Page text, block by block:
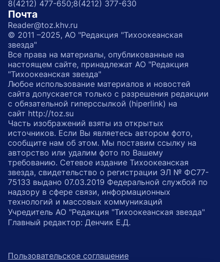
8(4212) 477-650;8(4212) 377-630
Почта
Reader@toz.khv.ru
© 2011 –2025, АО "Редакция "Тихоокеанская
звезда"
Все права на материалы, опубликованные на
настоящем сайте, принадлежат АО "Редакция
"Тихоокеанская звезда"
Любое использование материалов и новостей
сайта допускается только с разрешения редакции
с обязательной гиперссылкой (hiperlink) на
сайт http://toz.su
Часть изображений взяты из открытых
источников. Если Вы являетесь автором фото,
сообщите нам об этом. Мы поставим ссылку на
авторство или удалим фото по Вашему
требованию. Сетевое издание Тихоокеанская
звезда, свидетельство о регистрации ЭЛ № ФС77-
75133 выдано 07.03.2019 Федеральной службой по
надзору в сфере связи, информационных
технологий и массовых коммуникаций
Учредитель АО "Редакция "Тихоокеанская звезда"
Главный редактор: Денчик Е.Д.
Пользовательское соглашение